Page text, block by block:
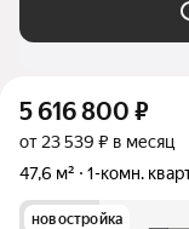
5 616 800 ₽
от 23 539 ₽ в месяц
47,6 м²
1-комн.
новостройка